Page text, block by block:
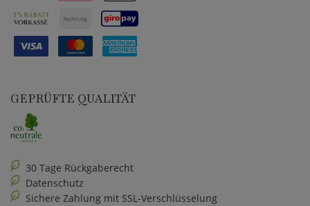
GEPRÜFTE QUALITÄT
30 Tage Rückgaberecht
Datenschutz
Sichere Zahlung mit SSL-Verschlüsselung